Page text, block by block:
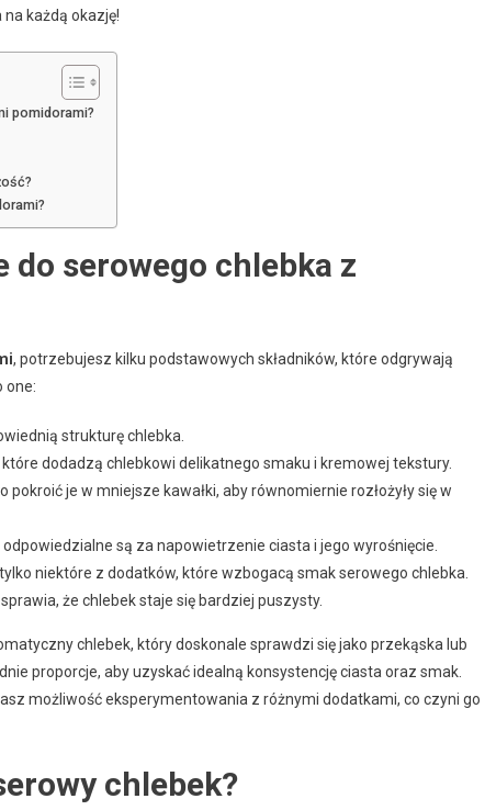
każdą okazję!
pomidorami?
do serowego chlebka z
, potrzebujesz kilku podstawowych składników, które odgrywają
one:
strukturę chlebka.
dodadzą chlebkowi delikatnego smaku i kremowej tekstury.
je w mniejsze kawałki, aby równomiernie rozłożyły się w
są za napowietrzenie ciasta i jego wyrośnięcie.
niektóre z dodatków, które wzbogacą smak serowego chlebka.
że chlebek staje się bardziej puszysty.
chlebek, który doskonale sprawdzi się jako przekąska lub
proporcje, aby uzyskać idealną konsystencję ciasta oraz smak.
możliwość eksperymentowania z różnymi dodatkami, co czyni go
chlebek?